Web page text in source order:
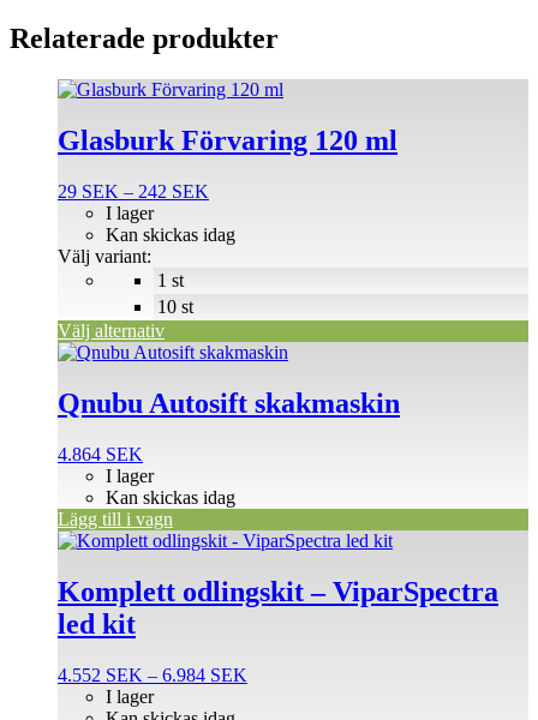
Relaterade produkter
Glasburk Förvaring 120 ml
29 SEK – 242 SEK
till
1 st
10 st
I lager
Kan skickas idag
Välj variant:
Välj alternativ
Den
produkten
har
varianter.
olika
alternativen
på
produktsidan
Qnubu Autosift skakmaskin
4.864 SEK
I lager
Kan skickas idag
Lägg till i vagn
Komplett odlingskit – ViparSpectra
led kit
4.552 SEK – 6.984 SEK
I lager
Den
produkten
har
flera
De
olika
alternativen